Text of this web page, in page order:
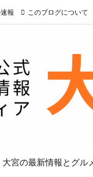
大宮の最新情報とグル
報 このブログについて